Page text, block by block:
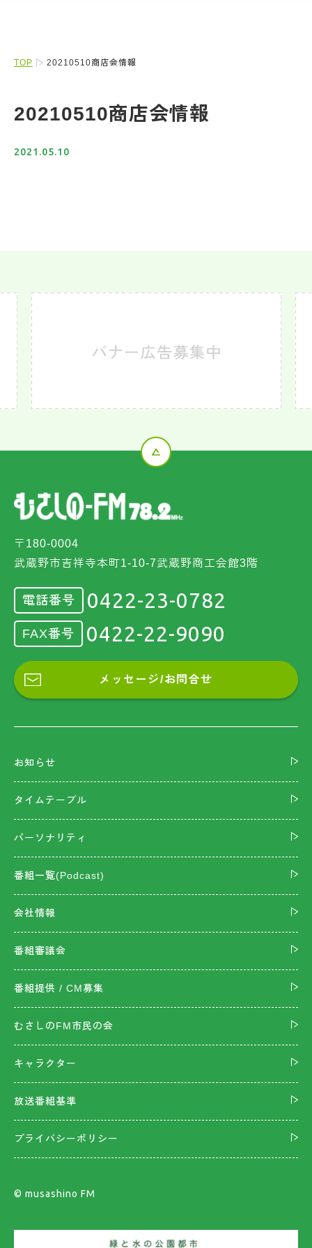
TOP 20210510商店会情報
20210510商店会情報
2021.05.10
〒180-0004
武蔵野市吉祥寺本町1-10-7武蔵野商工会館3階
電話番号 0422-23-0782
FAX番号 0422-22-9090
メッセージ/お問合せ
お知らせ
タイムテーブル
パーソナリティ
番組一覧(Podcast)
会社情報
番組審議会
番組提供 / CM募集
むさしのFM市民の会
キャラクター
放送番組基準
プライバシーポリシー
©︎ musashino FM